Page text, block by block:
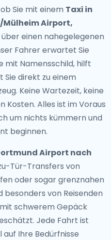
Sie mit einem Taxi in
Mülheim Airport,
einen nahegelegenen
Fahrer erwartet Sie
mit Namensschild, hilft
direkt zu einem
Keine Wartezeit, keine
Kosten. Alles ist im Voraus
um nichts kümmern und
beginnen.
Airport nach
Tür-Transfers von
oder sogar grenznahen
besonders von Reisenden
schwerem Gepäck
Jede Fahrt ist
auf Ihre Bedürfnisse